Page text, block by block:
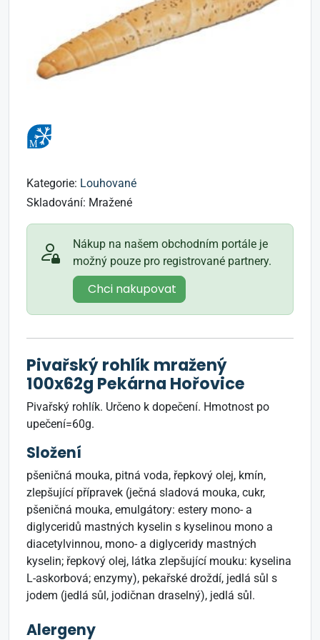
Kategorie: Louhované
Skladování: Mražené
Nákup na našem obchodním portále je
možný pouze pro registrované partnery.
Chci nakupovat
Pivařský rohlík mražený
100x62g Pekárna Hořovice
Pivařský rohlík. Určeno k dopečení. Hmotnost po
upečení=60g.
Složení
pšeničná mouka, pitná voda, řepkový olej, kmín,
zlepšující přípravek (ječná sladová mouka, cukr,
pšeničná mouka, emulgátory: estery mono- a
diglyceridů mastných kyselin s kyselinou mono a
diacetylvinnou, mono- a diglyceridy mastných
kyselin; řepkový olej, látka zlepšující mouku: kyselina
L-askorbová; enzymy), pekařské droždí, jedlá sůl s
jodem (jedlá sůl, jodičnan draselný), jedlá sůl.
Alergeny